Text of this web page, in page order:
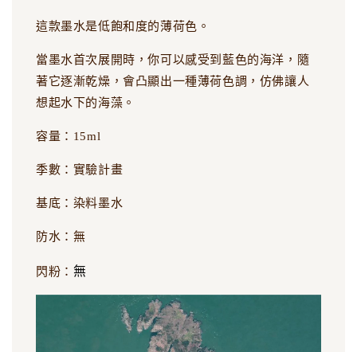
這款墨水是低飽和度的薄荷色。
當墨水首次展開時，你可以感受到藍色的海洋，隨
著它逐漸乾燥，會凸顯出一種薄荷色調，仿佛讓人
想起水下的海藻。
容量：15ml
季數：實驗計畫
基底：染料墨水
防水：無
閃粉： 無